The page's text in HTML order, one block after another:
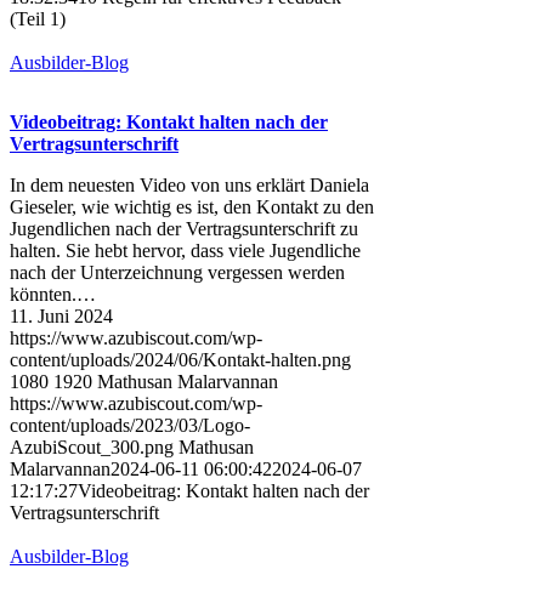
(Teil 1)
Ausbilder-Blog
Videobeitrag: Kontakt halten nach der
Vertragsunterschrift
In dem neuesten Video von uns erklärt Daniela
Gieseler, wie wichtig es ist, den Kontakt zu den
Jugendlichen nach der Vertragsunterschrift zu
halten. Sie hebt hervor, dass viele Jugendliche
nach der Unterzeichnung vergessen werden
könnten.…
11. Juni 2024
https://www.azubiscout.com/wp-
content/uploads/2024/06/Kontakt-halten.png
1080 1920 Mathusan Malarvannan
https://www.azubiscout.com/wp-
content/uploads/2023/03/Logo-
AzubiScout_300.png Mathusan
Malarvannan2024-06-11 06:00:422024-06-07
12:17:27Videobeitrag: Kontakt halten nach der
Vertragsunterschrift
Ausbilder-Blog